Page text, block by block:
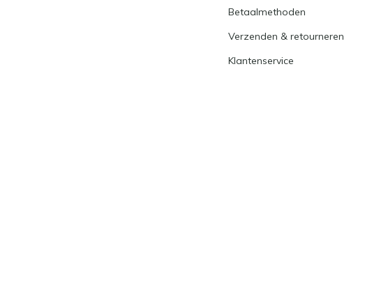
Betaalmethoden
Verzenden & retourneren
Klantenservice